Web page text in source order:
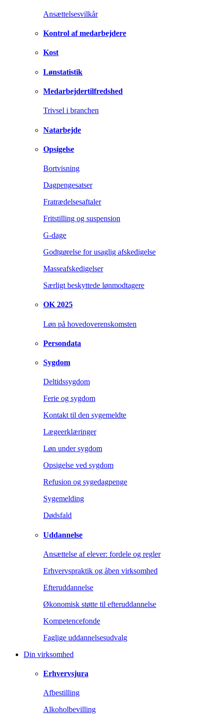
Ansættelsesvilkår
Kontrol af medarbejdere
Kost
Lønstatistik
Medarbejdertilfredshed
Trivsel i branchen
Natarbejde
Opsigelse
Bortvisning
Dagpengesatser
Fratrædelsesaftaler
Fritstilling og suspension
G-dage
Godtgørelse for usaglig afskedigelse
Masseafskedigelser
Særligt beskyttede lønmodtagere
OK 2025
Løn på hovedoverenskomsten
Persondata
Sygdom
Deltidssygdom
Ferie og sygdom
Kontakt til den sygemeldte
Lægeerklæringer
Løn under sygdom
Opsigelse ved sygdom
Refusion og sygedagpenge
Sygemelding
Dødsfald
Uddannelse
Ansættelse af elever: fordele og regler
Erhvervspraktik og åben virksomhed
Efteruddannelse
Økonomisk støtte til efteruddannelse
Kompetencefonde
Faglige uddannelsesudvalg
Din virksomhed
Erhvervsjura
Afbestilling
Alkoholbevilling